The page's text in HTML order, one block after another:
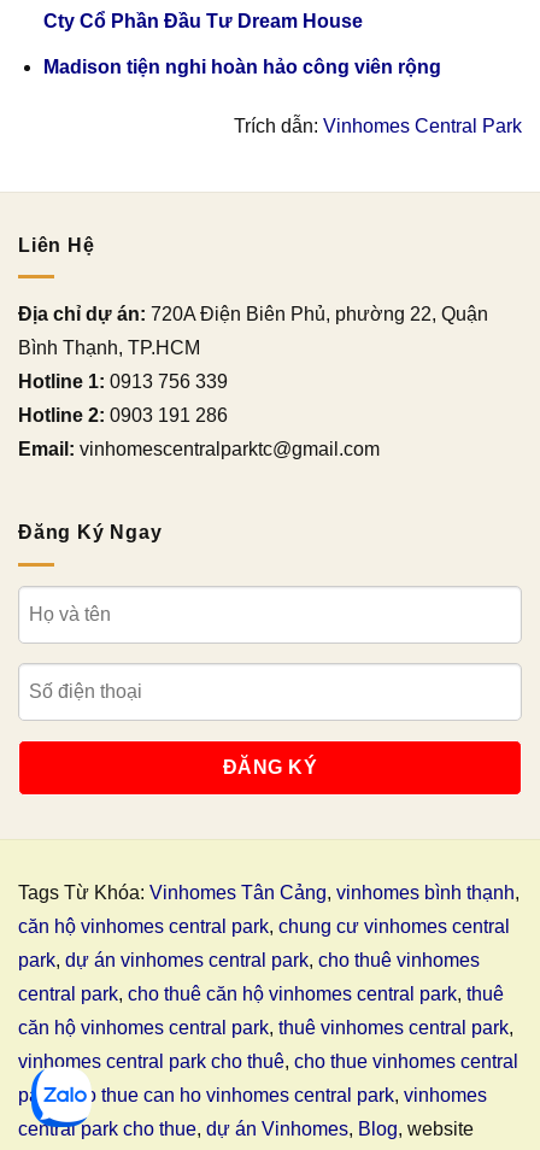
Cty Cổ Phần Đầu Tư Dream House
Madison tiện nghi hoàn hảo công viên rộng
Trích dẫn: Vinhomes Central Park
Liên Hệ
Địa chỉ dự án: 720A Điện Biên Phủ, phường 22, Quận
Bình Thạnh, TP.HCM
Hotline 1: 0913 756 339
Hotline 2: 0903 191 286
Email: vinhomescentralparktc@gmail.com
Đăng Ký Ngay
Tags Từ Khóa: Vinhomes Tân Cảng, vinhomes bình thạnh,
căn hộ vinhomes central park, chung cư vinhomes central
park, dự án vinhomes central park, cho thuê vinhomes
central park, cho thuê căn hộ vinhomes central park, thuê
căn hộ vinhomes central park, thuê vinhomes central park,
vinhomes central park cho thuê, cho thue vinhomes central
park,cho thue can ho vinhomes central park, vinhomes
central park cho thue, dự án Vinhomes, Blog, website